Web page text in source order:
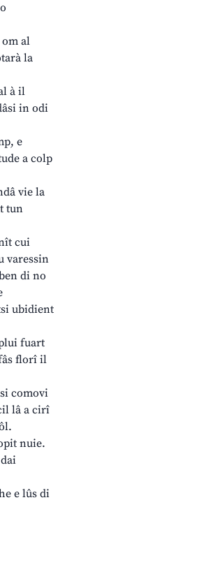
al
la
à il
in odi
e
a colp
vie la
tun
cui
varessin
di no
ubidient
fuart
florî il
comovi
lâ a cirî
nuie.
e lûs di